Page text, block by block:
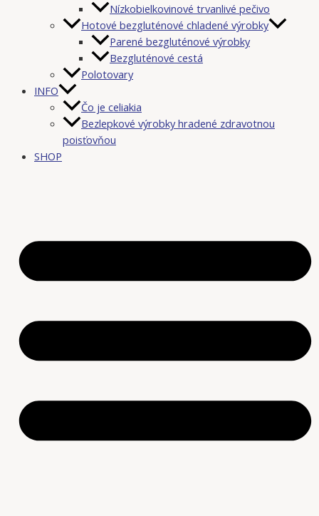
Nízkobielkovinové trvanlivé pečivo
Hotové bezgluténové chladené výrobky
Parené bezgluténové výrobky
Bezgluténové cestá
Polotovary
INFO
Čo je celiakia
Bezlepkové výrobky hradené zdravotnou
poisťovňou
SHOP